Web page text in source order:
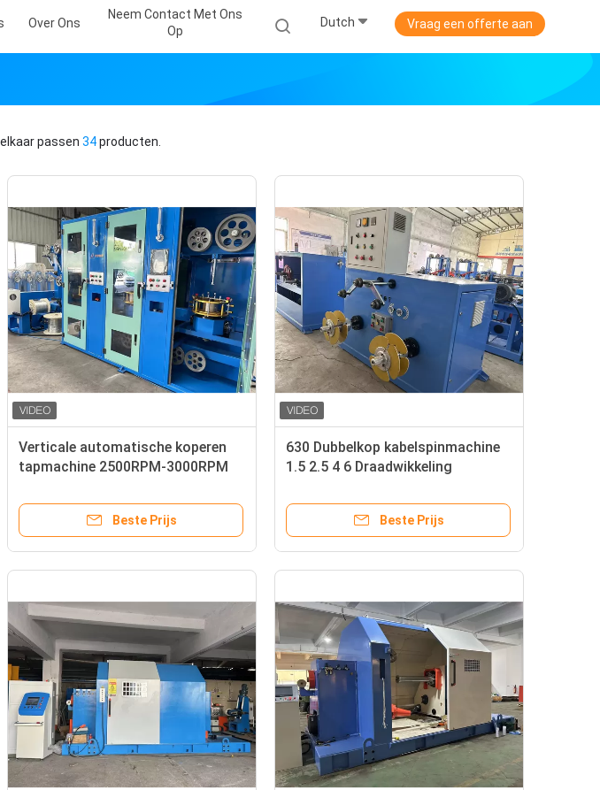
Over Ons
Neem Contact Met Ons
Op
Dutch Vraag een offerte aan
elkaar passen 34producten.
Verticale automatische koperen
tapmachine 2500RPM-3000RPM
Beste Prijs
630 Dubbelkop kabelspinmachine
1.5 2.5 4 6 Draadwikkeling
Beste Prijs